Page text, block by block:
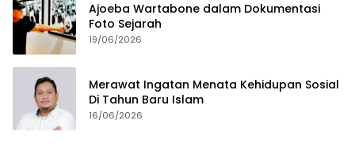
Ajoeba Wartabone dalam Dokumentasi
Foto Sejarah
19/06/2026
Merawat Ingatan Menata Kehidupan Sosial
Di Tahun Baru Islam
16/06/2026